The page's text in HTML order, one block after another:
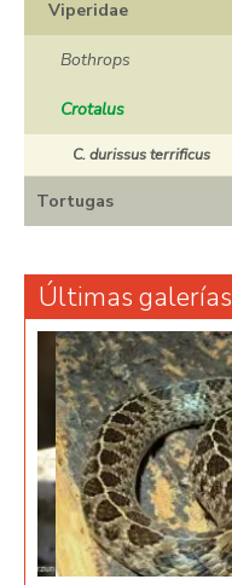
Viperidae
Bothrops
Crotalus
C. durissus terrificus
Tortugas
Últimas galerías